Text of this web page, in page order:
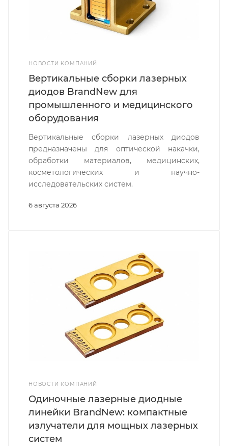
НОВОСТИ КОМПАНИЙ
6 августа 2026
Вертикальные сборки лазерных
диодов BrandNew для
промышленного и медицинского
оборудования
Вертикальные сборки лазерных диодов
предназначены для оптической накачки,
обработки материалов, медицинских,
косметологических и научно-
исследовательских систем.
НОВОСТИ КОМПАНИЙ
Одиночные лазерные диодные
линейки BrandNew: компактные
излучатели для мощных лазерных
систем